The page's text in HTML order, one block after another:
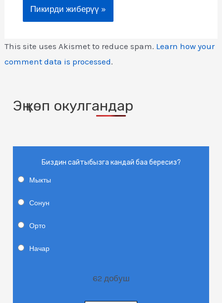
This site uses Akismet to reduce spam. Learn how your
comment data is processed.
Эң көп окулгандар
Биздин сайтыбызга кандай баа бересиз?
Мыкты
Сонун
Орто
Начар
62 добуш